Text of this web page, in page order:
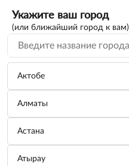
Укажите ваш город
(или ближайший город к вам)
Актобе
Алматы
Астана
Атырау
Поиск по каталогу
По VIN/Узлам